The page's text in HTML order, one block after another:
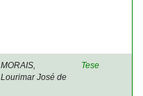
MORAIS,
Lourimar José de
Tese